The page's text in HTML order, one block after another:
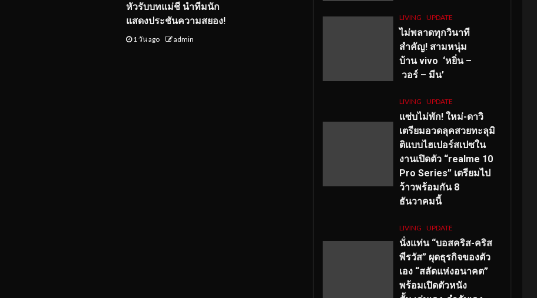
หัวรับบทแม่ชี นำทีมนัก
แสดงประชันความสยอง!
1 วัน ago admin
LIVING UPDATE
ไม่พลาดทุกวินาที
สำคัญ! สามหนุ่ม
บ้าน vivo ‘หยิ่น –
วอร์ – มีน’
LIVING UPDATE
แซ่บไม่พัก! ใหม่-ดาวิ
เตรียมอวดลุคสวยทะลุมิ
ติแบบไฮเปอร์สเปซใน
งานเปิดตัว “realme 10
Pro Series” เตรียมไป
ว้าวพร้อมกัน 8
ธันวาคมนี้
LIVING UPDATE
นั่งแท่น “บอสคริส-คริส
พีรวัส” ผุดธุรกิจของตัว
เอง “สลัดแห่งอนาคต”
พร้อมเปิดตัวหนัง